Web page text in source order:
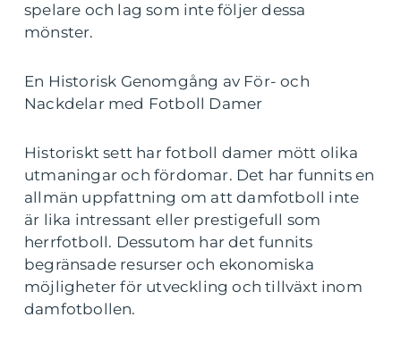
spelare och lag som inte följer dessa
mönster.
En Historisk Genomgång av För- och
Nackdelar med Fotboll Damer
Historiskt sett har fotboll damer mött olika
utmaningar och fördomar. Det har funnits en
allmän uppfattning om att damfotboll inte
är lika intressant eller prestigefull som
herrfotboll. Dessutom har det funnits
begränsade resurser och ekonomiska
möjligheter för utveckling och tillväxt inom
damfotbollen.